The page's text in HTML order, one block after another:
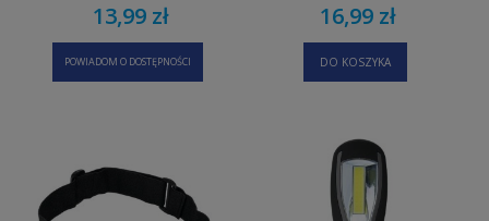
13,99 zł
POWIADOM O DOSTĘPNOŚCI
16,99 zł
DO KOSZYKA